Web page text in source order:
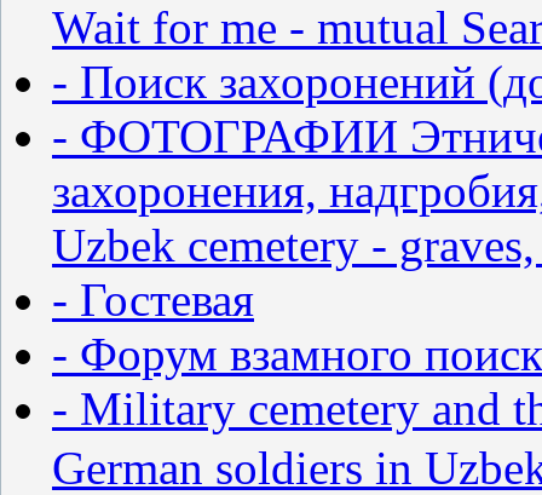
Wait for me - mutual
- Поиск захоронений
- ФОТОГРАФИИ
захоронения,
Uzbek cemetery -
- Гостевая
- Форум взамного
- Military cemetery and
German soldiers in